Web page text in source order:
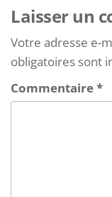
Laisser un
Votre adresse e-
obligatoires sont
Commentaire*